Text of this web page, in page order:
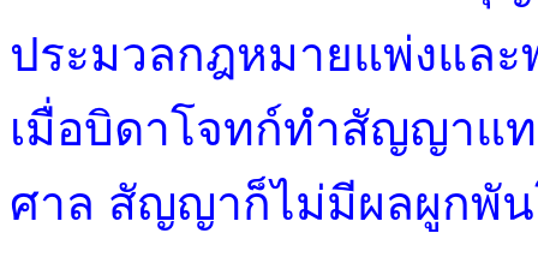
ประมวลกฎหมายแพ่งแล
เมื่อบิดาโจทก์ทำสัญญาแ
ศาล สัญญาก็ไม่มีผลผูกพั